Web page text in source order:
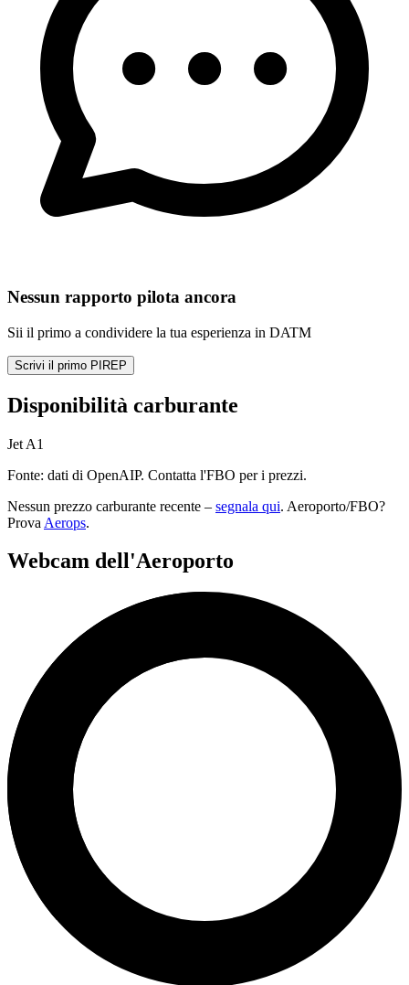
Nessun rapporto pilota ancora
Sii il primo a condividere la tua esperienza in DATM
Scrivi il primo PIREP
Disponibilità carburante
Jet A1
Fonte: dati di OpenAIP. Contatta l'FBO per i prezzi.
Nessun prezzo carburante recente – segnala qui. Aeroporto/FBO?
Prova Aerops.
Webcam dell'Aeroporto